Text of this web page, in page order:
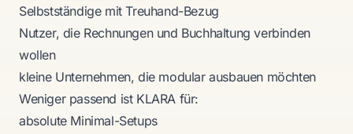
Selbstständige mit Treuhand-Bezug
Nutzer, die Rechnungen und Buchhaltung verbinden
wollen
kleine Unternehmen, die modular ausbauen möchten
Weniger passend ist KLARA für:
absolute Minimal-Setups